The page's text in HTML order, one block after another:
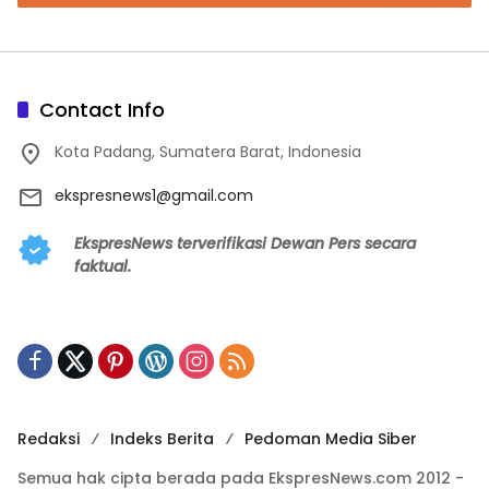
Contact Info
Kota Padang, Sumatera Barat, Indonesia
ekspresnews1@gmail.com
EkspresNews terverifikasi Dewan Pers secara
faktual.
Redaksi Indeks Berita
Pedoman Media Siber
Semua hak cipta berada pada EkspresNews.com 2012 -